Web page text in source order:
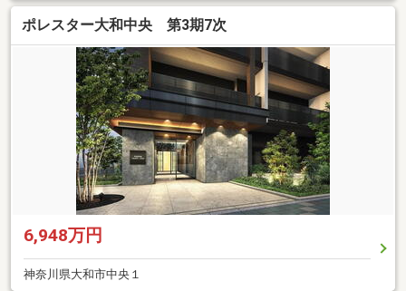
ポレスター大和中央 第3期7次
6,948万円
神奈川県大和市中央１